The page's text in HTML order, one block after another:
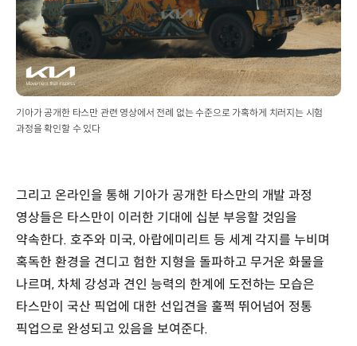
기아가 공개한 타스만 관련 영상에서 전례 없는 수준으로 가혹하게 치러지는 시험
과정을 확인할 수 있다
그리고 온라인을 통해 기아가 공개한 타스만의 개발 과정
영상들은 타스만이 이러한 기대에 십분 부응할 것임을
약속한다. 호주와 미국, 아랍에미리트 등 세계 각지를 누비며
혹독한 환경을 견디고 험한 지형을 돌파하고 무거운 화물을
나르며, 차체 강성과 견인 능력의 한계에 도전하는 모습은
타스만이 국산 픽업에 대한 선입견을 훌쩍 뛰어넘어 정통
픽업으로 완성되고 있음을 보여준다.